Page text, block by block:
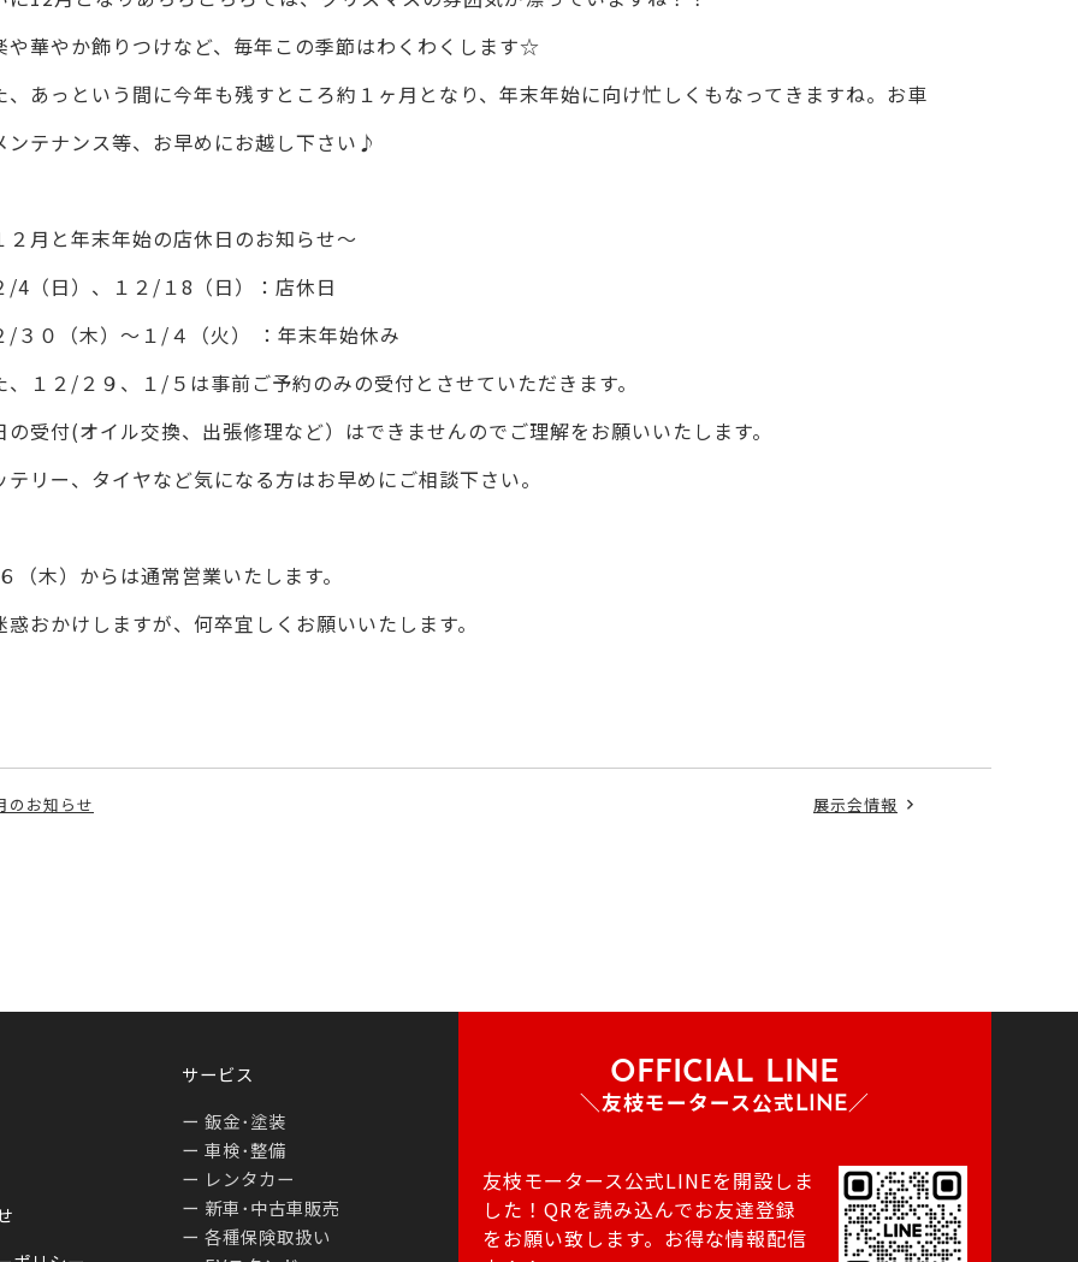
や華やか飾りつけなど、毎年この季節はわくわくします☆
、あっという間に今年も残すところ約１ヶ月となり、年末年始に向け忙しくもなってきますね。お車
ンテナンス等、お早めにお越し下さい♪
２月と年末年始の店休日のお知らせ～
/4（日）、１２/１8（日）：店休日
/３０（木）～１/４（火） ：年末年始休み
、１２/２９、１/５は事前ご予約のみの受付とさせていただきます。
の受付(オイル交換、出張修理など）はできませんのでご理解をお願いいたします。
テリー、タイヤなど気になる方はお早めにご相談下さい。
（木）からは通常営業いたします。
惑おかけしますが、何卒宜しくお願いいたします。
のお知らせ 展示会情報
サービス
鈑金･塗装
車検･整備
レンタカー
新車･中古車販売
各種保険取扱い
OFFICIAL LINE
＼友枝モータース公式LINE／
友枝モータース公式LINEを開設しま
した！QRを読み込んでお友達登録
をお願い致します。お得な情報配信